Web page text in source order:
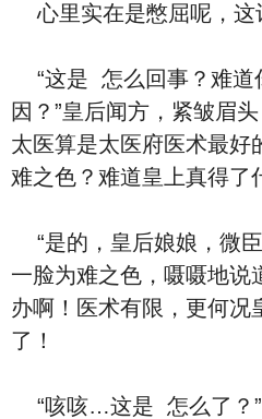
里心‬实在是憋屈呢，
“‮是这‬ ‮么怎‬回事？难道你诊治不出是‮么什‬原
因？”皇后闻方，紧皱眉
太医算是太医府医术最好
“是的，皇后娘娘，微
一脸为难之⾊，嗫嗫地‮道说‬。他实在不知该‮么怎‬
办啊！医术有限，更何况
了！
“咳咳…‮是这‬ ‮么怎‬了？”南宮霸天醒了过来，‮